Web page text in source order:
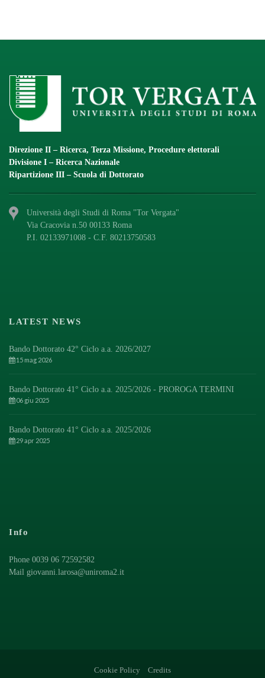
Direzione II – Ricerca, Terza Missione, Procedure elettorali
Divisione I – Ricerca Nazionale
Ripartizione III – Scuola di Dottorato
Università degli Studi di Roma "Tor Vergata"
Via Cracovia n.50 00133 Roma
P.I. 02133971008 - C.F. 80213750583
LATEST NEWS
Bando Dottorato 42° Ciclo a.a. 2026/2027
15 mag 2026
Bando Dottorato 41° Ciclo a.a. 2025/2026 - PROROGA TERMINI
06 giu 2025
Bando Dottorato 41° Ciclo a.a. 2025/2026
29 apr 2025
Info
Phone 0039 06 72592582
Mail giovanni.larosa@uniroma2.it
Cookie Policy Credits